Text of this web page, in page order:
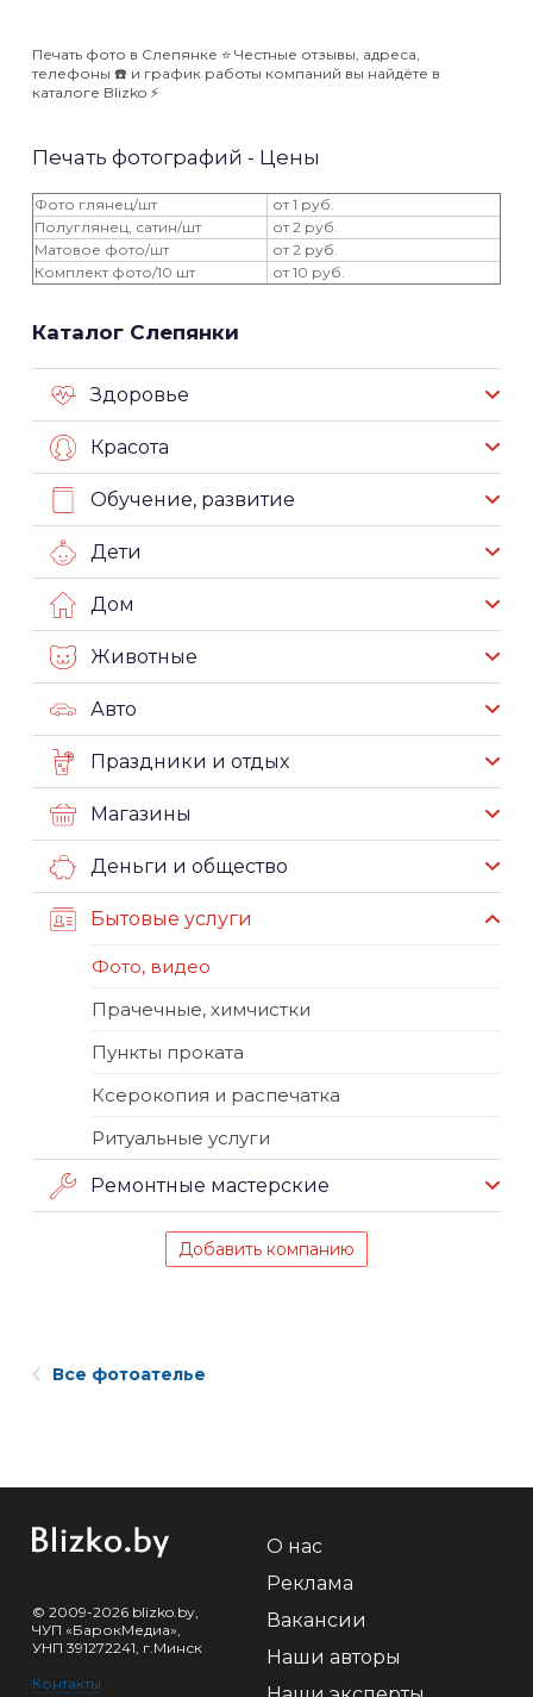
Печать фото в Слепянке ⭐️ Честные отзывы, адреса,
телефоны ☎️ и график работы компаний вы найдёте в
каталоге Blizko ⚡️
Печать фотографий - Цены
Фото глянец/шт
от 1 руб.
Полуглянец, сатин/шт
от 2 руб.
Матовое фото/шт
от 2 руб.
Комплект фото/10 шт
от 10 руб.
Каталог Слепянки
Здоровье
Красота
Обучение, развитие
Дети
Дом
Животные
Авто
Праздники и отдых
Магазины
Деньги и общество
Бытовые услуги
Фото, видео
Прачечные, химчистки
Пункты проката
Ксерокопия и распечатка
Ритуальные услуги
Ремонтные мастерские
Добавить компанию
Все фотоателье
© 2009-2026 blizko.by,
ЧУП «БарокМедиа»,
УНП 391272241, г.Минск
Контакты
О нас
Реклама
Вакансии
Наши авторы